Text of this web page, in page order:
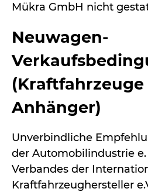
Mükra GmbH nicht
Neuwagen-
(Kraftfahrzeuge
Anhänger)
Unverbindliche
der Automobilindustrie e.
Verbandes der
Kraftfahrzeughersteller